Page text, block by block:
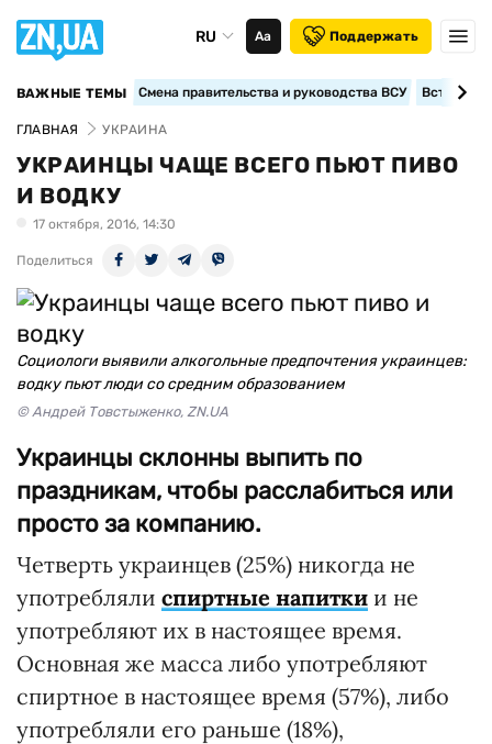
RU Аа Поддержать
ВАЖНЫЕ ТЕМЫ Смена правительства и руководства ВСУ
ГЛАВНАЯ УКРАИНА
УКРАИНЦЫ ЧАЩЕ ВСЕГО ПЬЮТ ПИВО
И ВОДКУ
17 октября, 2016, 14:30
Поделиться
Социологи выявили алкогольные предпочтения украинцев:
водку пьют люди со средним образованием
© Андрей Товстыженко, ZN.UA
Украинцы склонны выпить по
праздникам, чтобы расслабиться или
просто за компанию.
Четверть украинцев (25%) никогда не
употребляли спиртные напитки и не
употребляют их в настоящее время.
Основная же масса либо употребляют
спиртное в настоящее время (57%), либо
употребляли его раньше (18%),